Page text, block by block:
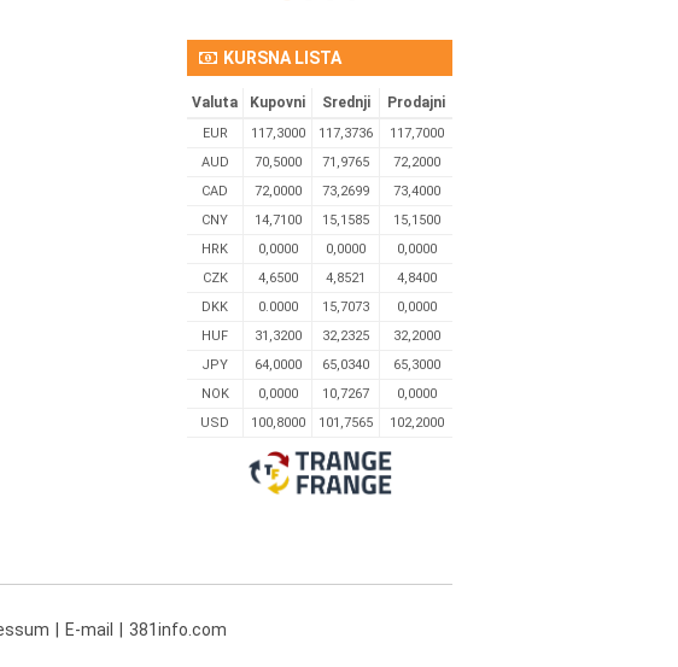
KURSNA LISTA
Valuta Kupovni Srednji Prodajni
EUR 117,3000 117,3736
117,7000
AUD
70,5000 71,9765
72,2000
CAD
72,0000 73,2699
73,4000
CNY
14,7100 15,1585
15,1500
HRK
0,0000 0,0000
0,0000
CZK
4,6500 4,8521
4,8400
DKK
0.0000 15,7073
0,0000
HUF
31,3200 32,2325
32,2000
JPY
64,0000 65,0340
65,3000
NOK
0,0000 10,7267
0,0000
USD
100,8000 101,7565 102,2000
E-mail 381info.com